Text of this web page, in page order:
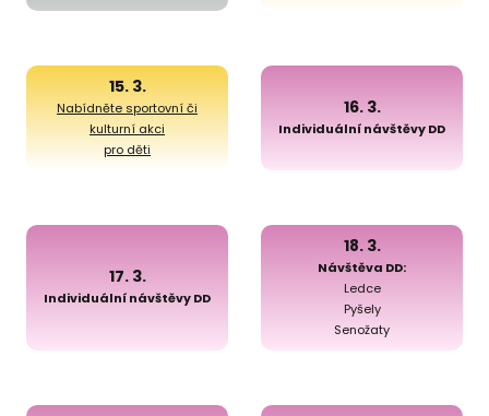
15. 3.
Nabídněte sportovní či
kulturní akci
pro děti
16. 3.
Individuální návštěvy DD
17. 3.
Individuální návštěvy DD
18. 3.
Návštěva DD:
Ledce
Pyšely
Senožaty